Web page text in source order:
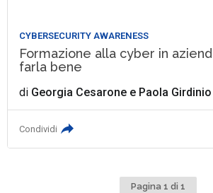
CYBERSECURITY AWARENESS
Formazione alla cyber in
farla bene
di Georgia Cesarone e Paola Girdinio
Condividi
Pagina 1 di 1